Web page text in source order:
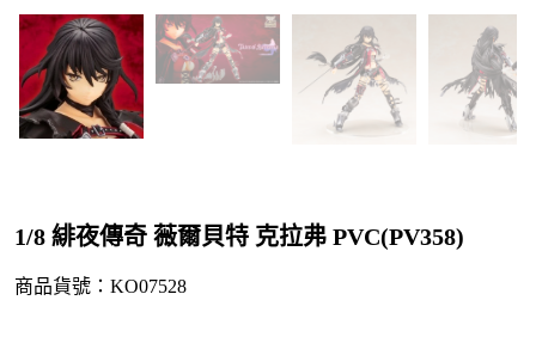
1/8 緋夜傳奇 薇爾貝特 克拉弗 PVC(PV358)
商品貨號：KO07528